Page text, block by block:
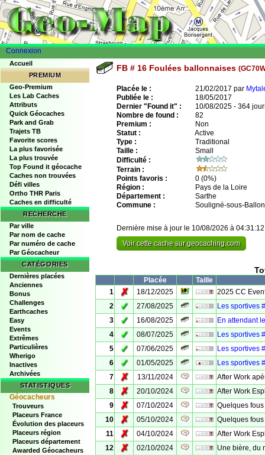
Connexion
Accueil
PREMIUM
Geo-Premium
Les Lab Caches
Attributs
Quick Géocaches
Park and Grab
Trajets TB
Favorite scores
La plus favorisée
La plus trouvée
Top Found it géocache
Caches non trouvées
Défi villes
Ortho THR Paris
Caches en difficulté
RECHERCHE
Par ville
Par nom de cache
Par numéro de cache
Par Géocacheur
CATÉGORIES
Dernières placées
Anciennes
Bonus
Challenges
Earthcaches
Easy
Events
Extrêmes
Particulières
Wherigo
Inactives
Archivées
STATISTIQUES
Géocacheurs
Trouveurs
Placeurs France
Évolution des placeurs
Placeurs région
Placeurs département
Awarded Géocacheurs
FB # 16 Foulées ballonnaises
Placée le : 21/02/2017 par
Publiée le :
18/05/2017
Dernier "Found it" :
10/08/2025 - 364
Nombre de found :
82
Premium :
Non
Statut :
Active
Type :
Traditional
Taille :
Small
Difficulté :
Terrain :
Points favoris :
0 (0%)
Région :
Pays de la Loire
Département :
Sarthe
Commune :
Souligné-sous-Ballon
Dernière mise à jour le 10/08/2026 à 04:31:12
Voir cette cache sur geocaching.com
Placée
Taille
1
✗ 18/12/2025
2025 CC
2
✓ 27/08/2025
Les sportives
3
✓ 16/08/2025
En attendant
4
✓ 08/07/2025
Les sportives
5
✓ 07/06/2025
Les sportives
6
✓ 01/05/2025
Les sportives
7
✗ 13/11/2024
After Work
8
✗ 20/10/2024
After Work
9
✗ 07/10/2024
Quelques
10
✗ 05/10/2024
Quelques
11
✗ 04/10/2024
After Work
12
✗ 02/10/2024
Une bière, du